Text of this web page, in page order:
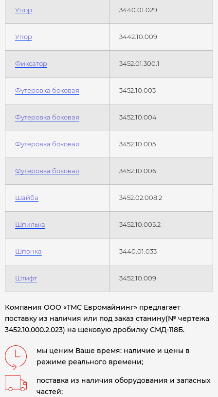
Упор 3440.01.029
Упор 3442.10.009
Фиксатор 3452.01.300.1
Футеровка боковая 3452.10.003
Футеровка боковая 3452.10.004
Футеровка боковая 3452.10.005
Футеровка боковая 3452.10.006
Шайба 3452.02.008.2
Шпилька 3452.10.005.2
Шпонка 3440.01.033
Штифт 3452.10.009
Компания ООО «ТМС Евромайнинг» предлагает
поставку из наличия или под заказ станину(№ чертежа
3452.10.000.2.023) на щековую дробилку СМД-118Б.
мы ценим Ваше время: наличие и цены в
режиме реального времени;
поставка из наличия оборудования и запасных
частей;